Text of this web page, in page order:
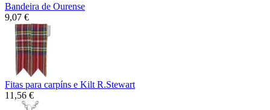
Bandeira de Ourense
9,07 €
Fitas para carpíns e Kilt R.Stewart
11,56 €